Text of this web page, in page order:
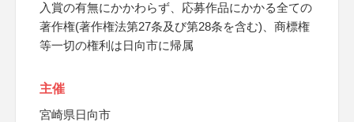
入賞の有無にかかわらず、応募作品にかかる全ての
著作権(著作権法第27条及び第28条を含む)、商標権
等一切の権利は日向市に帰属
主催
宮崎県日向市